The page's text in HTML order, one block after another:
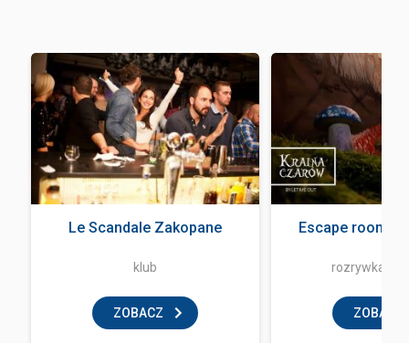
Le Scandale Zakopane
klub
ZOBACZ
Escape room -
rozrywka i
ZOBACZ